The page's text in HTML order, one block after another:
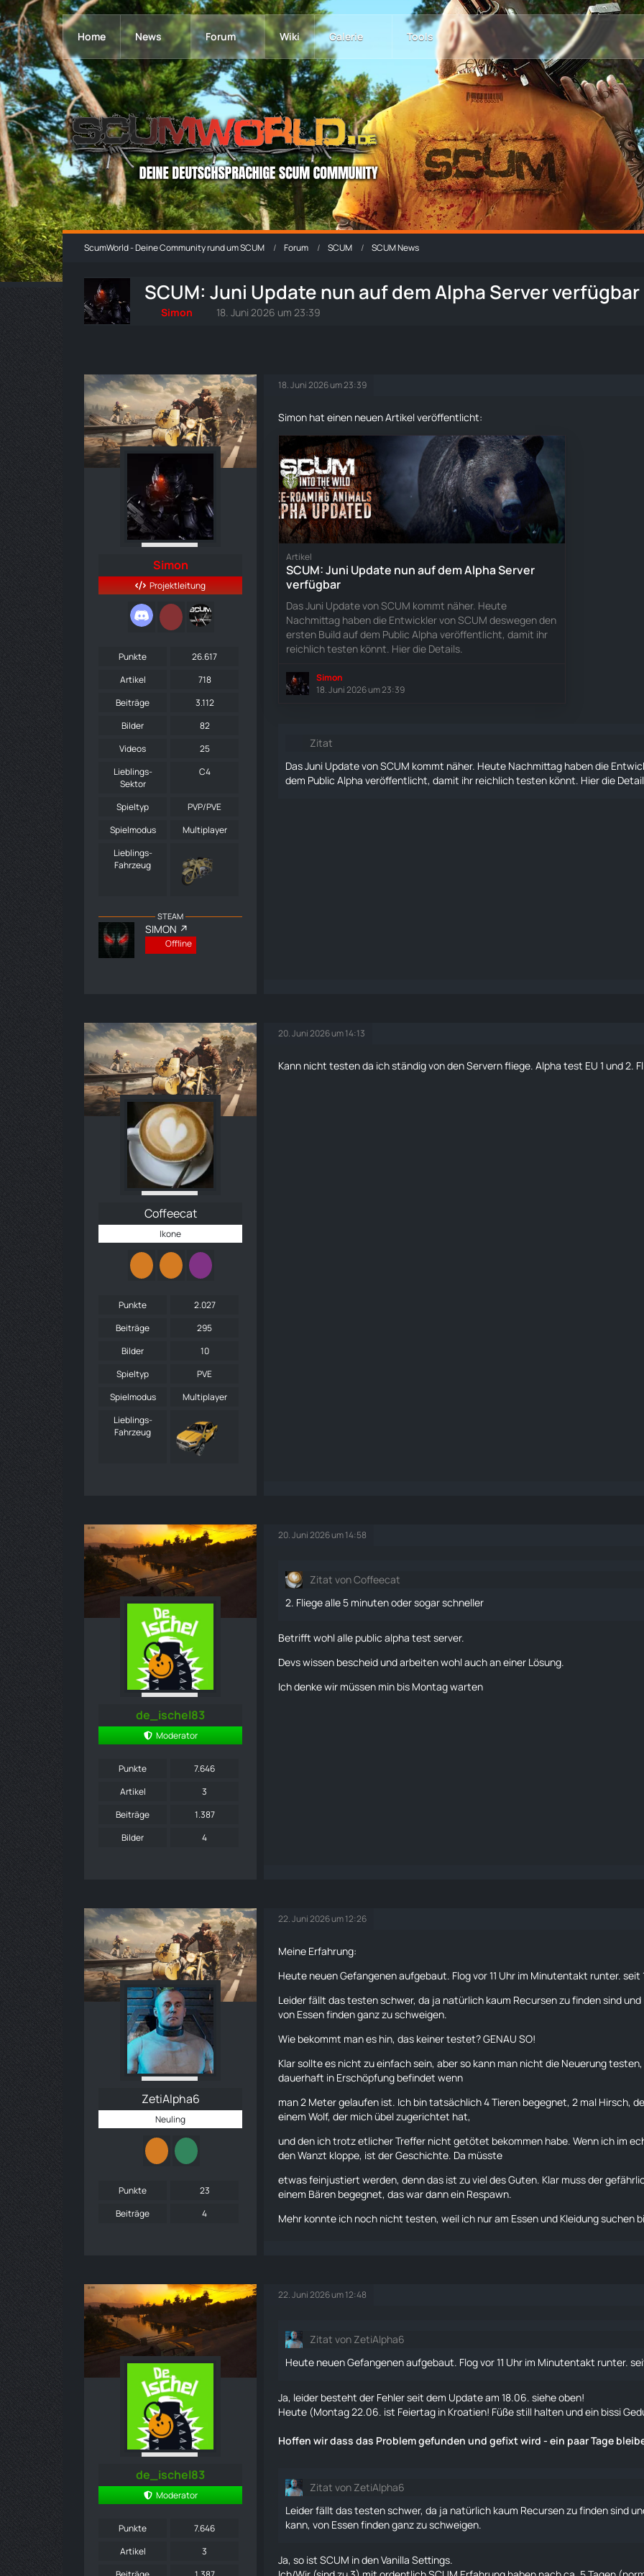
Home News Forum Wiki Galerie Tools
ScumWorld - Deine Community rund um SCUM Forum SCUM SCUM News
SCUM: Juni Update nun auf dem Alpha Server verfügbar
Simon 18. Juni 2026 um 23:39
Simon
Projektleitung
Punkte
26.617
Artikel
718
Beiträge
3.112
Bilder
82
Videos
25
Lieblings-
Sektor
C4
Spieltyp
PVP/PVE
Spielmodus
Multiplayer
Lieblings-
Fahrzeug
STEAM
SIMON
Offline
18. Juni 2026 um 23:39
Simon hat einen neuen Artikel veröffentlicht:
Artikel
SCUM: Juni Update nun auf dem Alpha Server
verfügbar
Das Juni Update von SCUM kommt näher. Heute
Nachmittag haben die Entwickler von SCUM deswegen den
ersten Build auf dem Public Alpha veröffentlicht, damit ihr
reichlich testen könnt. Hier die Details.
Simon
18. Juni 2026 um 23:39
Zitat
Das Juni Update von SCUM kommt näher. Heute Nachmittag haben die
dem Public Alpha veröffentlicht, damit ihr reichlich testen könnt. Hier die
Coffeecat
Ikone
Punkte
2.027
Beiträge
295
Bilder
10
Spieltyp
PVE
Spielmodus
Multiplayer
Lieblings-
Fahrzeug
20. Juni 2026 um 14:13
Kann nicht testen da ich ständig von den Servern fliege. Alpha test EU 1 und 2.
de_ischel83
Moderator
Punkte
7.646
Artikel
3
Beiträge
1.387
Bilder
4
20. Juni 2026 um 14:58
Zitat von Coffeecat
2. Fliege alle 5 minuten oder sogar schneller
Betrifft wohl alle public alpha test server.
Devs wissen bescheid und arbeiten wohl auch an einer Lösung.
Ich denke wir müssen min bis Montag warten
ZetiAlpha6
Neuling
Punkte
23
Beiträge
4
22. Juni 2026 um 12:26
Meine Erfahrung:
Heute neuen Gefangenen aufgebaut. Flog vor 11 Uhr im Minutentakt runter. seit
Leider fällt das testen schwer, da ja natürlich kaum Recursen zu finden sind
von Essen finden ganz zu schweigen.
Wie bekommt man es hin, das keiner testet? GENAU SO!
Klar sollte es nicht zu einfach sein, aber so kann man nicht die Neuerung
dauerhaft in Erschöpfung befindet wenn
man 2 Meter gelaufen ist. Ich bin tatsächlich 4 Tieren begegnet, 2 mal Hirsch,
einemWolf, der mich übel zugerichtet hat,
und den ich trotz etlicher Treffer nicht getötet bekommen habe. Wenn ich im
den Wanzt kloppe, ist der Geschichte. Da müsste
etwas feinjustiert werden, denn das ist zu viel des Guten. Klar muss der
einem Bären begegnet, das war dann ein Respawn.
Mehr konnte ich noch nicht testen, weil ich nur am Essen und Kleidung suchen
de_ischel83
Moderator
Punkte
7.646
Artikel
3
22. Juni 2026 um 12:48
Zitat von ZetiAlpha6
Heute neuen Gefangenen aufgebaut. Flog vor 11 Uhr im Minutentakt runter.
Ja, leider besteht der Fehler seit dem Update am 18.06. siehe oben!
Heute (Montag 22.06. ist Feiertag in Kroatien! Füße still halten und ein bissi
Hoffen wir dass das Problem gefunden und gefixt wird - ein paar Tage
Zitat von ZetiAlpha6
Leider fällt das testen schwer, da ja natürlich kaum Recursen zu finden sind
kann, von Essen finden ganz zu schweigen.
Ja, so ist SCUM in den Vanilla Settings.